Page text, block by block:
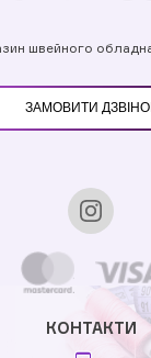
швейного
ЗАМОВИТИ
КОНТАКТИ